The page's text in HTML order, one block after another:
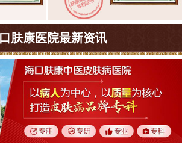
肤康医院最新资讯